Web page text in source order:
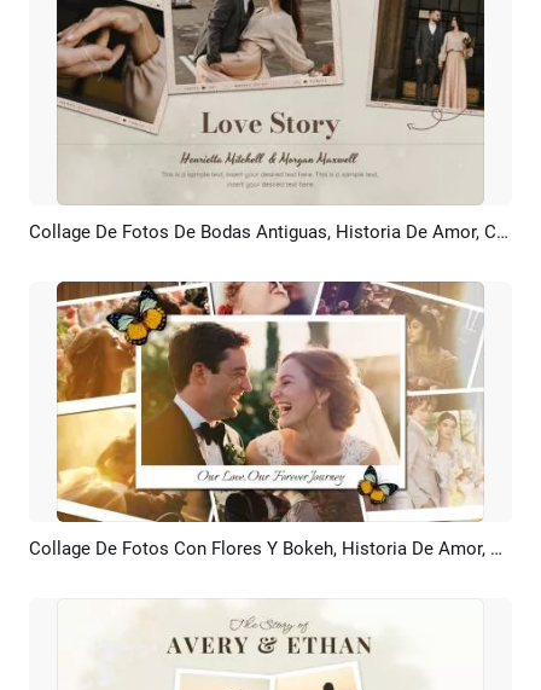
Previsualizar Crear IA Collage De Fotos De Bodas Antiguas, Historia De Amor, Cronología, Recuerdos, Presentación De Diapositivas
Previsualizar Crear IA Collage De Fotos Con Flores Y Bokeh, Historia De Amor, Recuerdos De Pareja Romántica, Presentación De Diapositivas